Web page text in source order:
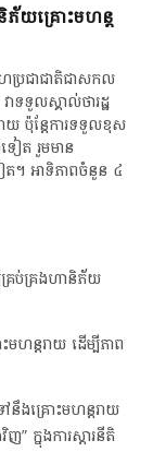
ភ័យ​គ្រោះ​មហន្ត
ប្រជាជាតិ​ជាស​កល​
ា​ទទួលស្គាល់​ថា​រដ្ឋ​
យ​ ប៉ុន្តែ​ការ​ទទួលខុស
ៀត​ រួម​មាន​
ត​។​ អាទិភាព​ចំនួន​ ៤​
គ្រប់គ្រង​ហានិភ័យ​
ហន្តរាយ​ ដើម្បី​ភាព​
នឹង​គ្រោះ​មហន្តរាយ​
​”​ ក្នុង​ការ​ស្តារ​នីតិ